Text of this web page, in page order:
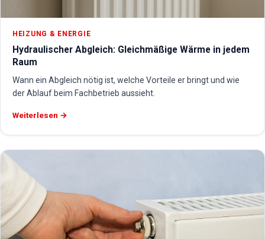
HEIZUNG & ENERGIE
Hydraulischer Abgleich: Gleichmäßige Wärme in jedem
Raum
Wann ein Abgleich nötig ist, welche Vorteile er bringt und wie
der Ablauf beim Fachbetrieb aussieht.
Weiterlesen →